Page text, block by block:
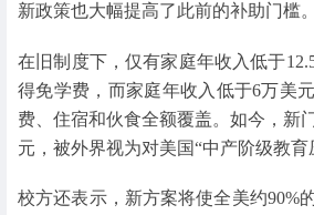
新政策也大幅提高了此前的补助门槛。
在旧制度下，仅有家庭年收入低于
得免学费，而家庭年收入低于6万美
费、住宿和伙食全额覆盖。如今，新
元，被外界视为对美国“中产阶级教育
校方还表示，新方案将使全美约90%